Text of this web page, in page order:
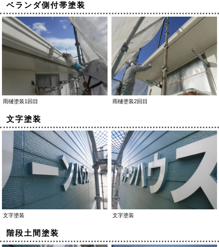
ベランダ側付帯塗装
雨樋塗装1回目 雨樋塗装2回目
文字塗装
文字塗装 文字塗装
階段土間塗装